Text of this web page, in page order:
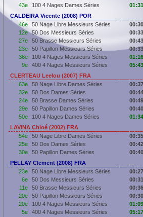
43e
100 4 Nages Dames Séries
CALDEIRA Vicente (2008) POR
46e
50 Nage Libre Messieurs Séries
12e
50 Dos Messieurs Séries
27e
50 Brasse Messieurs Séries
23e
50 Papillon Messieurs Séries
36e
100 4 Nages Messieurs Séries
9e
400 4 Nages Messieurs Séries
CLERTEAU Leelou (2007) FRA
63e
50 Nage Libre Dames Séries
32e
50 Dos Dames Séries
24e
50 Brasse Dames Séries
29e
50 Papillon Dames Séries
50e
100 4 Nages Dames Séries
LAVINA Chloé (2002) FRA
54e
50 Nage Libre Dames Séries
25e
50 Dos Dames Séries
30e
50 Papillon Dames Séries
PELLAY Clement (2008) FRA
23e
50 Nage Libre Messieurs Séries
6e
50 Dos Messieurs Séries
11e
50 Brasse Messieurs Séries
20e
50 Papillon Messieurs Séries
20e
100 4 Nages Messieurs Séries
5e
400 4 Nages Messieurs Séries